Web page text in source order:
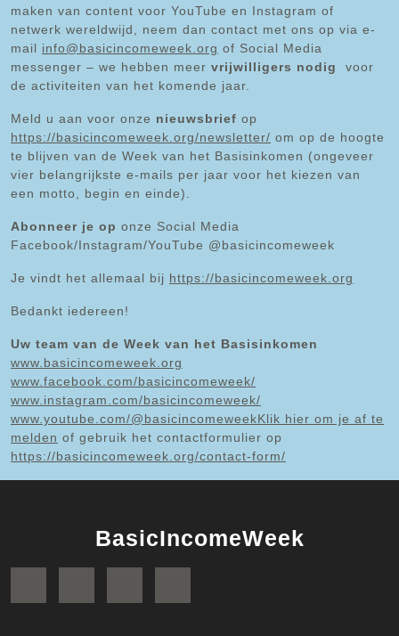
maken van content voor YouTube en Instagram of
netwerk wereldwijd, neem dan contact met ons op via e-
mail info@basicincomeweek.org of Social Media
messenger – we hebben meer vrijwilligers nodig
voor
de activiteiten van het komende jaar.
Meld u aan voor onze nieuwsbrief op
https://basicincomeweek.org/newsletter/ om op de hoogte
te blijven van de Week van het Basisinkomen (ongeveer
vier belangrijkste e-mails per jaar voor het kiezen van
een motto, begin en einde).
Abonneer je op onze Social Media
Facebook/Instagram/YouTube @basicincomeweek
Je vindt het allemaal bij https://basicincomeweek.org
Bedankt iedereen!
Uw team van de Week van het Basisinkomen
www.basicincomeweek.org
www.facebook.com/basicincomeweek/
www.instagram.com/basicincomeweek/
www.youtube.com/@basicincomeweekKlik hier om je af te
melden of gebruik het contactformulier op
https://basicincomeweek.org/contact-form/
BasicIncomeWeek